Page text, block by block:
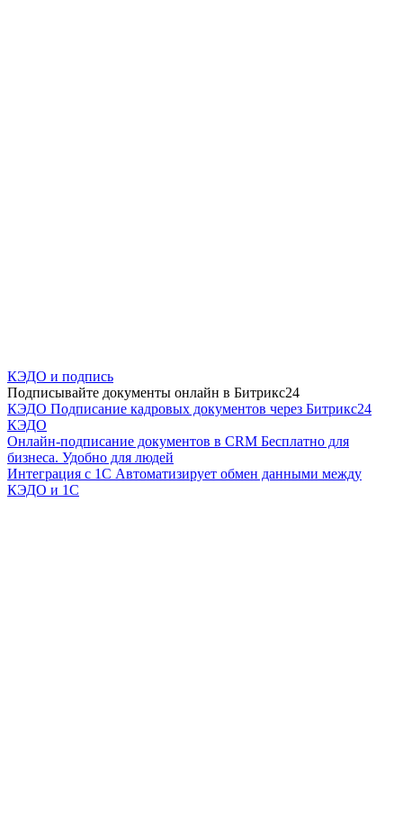
КЭДО и подпись
Подписывайте документы онлайн в Битрикс24
КЭДО Подписание кадровых документов через Битрикс24
КЭДО
Онлайн-подписание документов в CRM Бесплатно для
бизнеса. Удобно для людей
Интеграция с 1С Автоматизирует обмен данными между
КЭДО и 1С